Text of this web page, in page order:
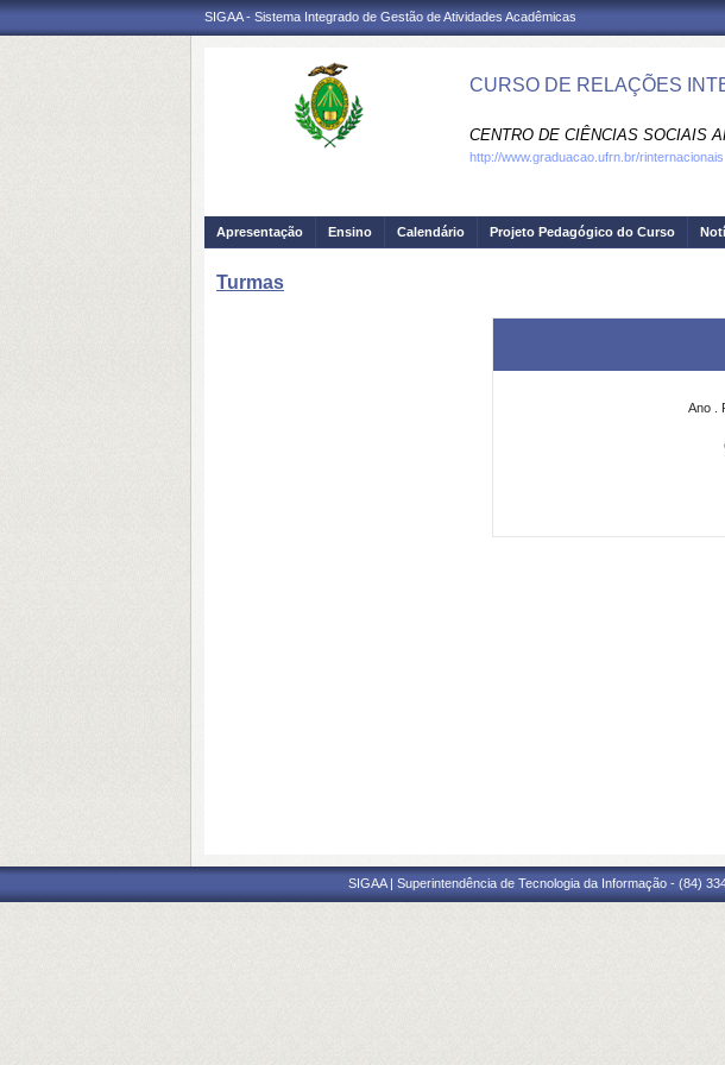
SIGAA - Sistema Integrado de Gestão de Atividades Acadêmicas
CURSO DE RELAÇÕES
CENTRO DE CIÊNCIAS SOCIAIS
http://www.graduacao.ufrn.br/rinternacionais
Apresentação Ensino Calendário Projeto Pedagógico do Curso
Turmas
Ano
SIGAA | Superintendência de Tecnologia da Informação - (84)